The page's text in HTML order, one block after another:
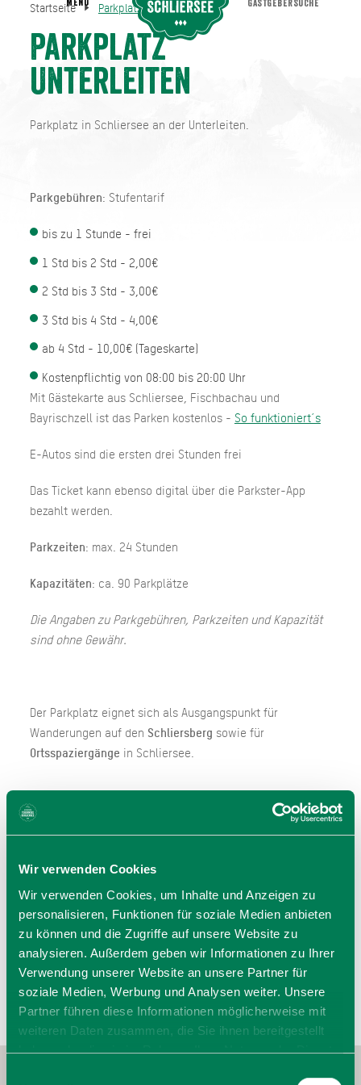
Wir verwenden Cookies
Wir verwenden Cookies, um Inhalte und Anzeigen zu
personalisieren, Funktionen für soziale Medien anbieten
zu können und die Zugriffe auf unsere Website zu
analysieren. Außerdem geben wir Informationen zu Ihrer
Verwendung unserer Website an unsere Partner für
soziale Medien, Werbung und Analysen weiter. Unsere
Partner führen diese Informationen möglicherweise mit
weiteren Daten zusammen, die Sie ihnen bereitgestellt
haben oder die sie im Rahmen Ihrer Nutzung der Dienste
Startseite Parkplatz Unterleiten
Parkplatz
Unterleiten
Parkplatz in Schliersee an der Unterleiten.
Parkgebühren: Stufentarif
bis zu 1 Stunde - frei
1 Std bis 2 Std - 2,00€
2 Std bis 3 Std - 3,00€
3 Std bis 4 Std - 4,00€
ab 4 Std - 10,00€ (Tageskarte)
Kostenpflichtig von 08:00 bis 20:00 Uhr
Mit Gästekarte aus Schliersee, Fischbachau und
Bayrischzell ist das Parken kostenlos - So funktioniert´s
E-Autos sind die ersten drei Stunden frei
Das Ticket kann ebenso digital über die Parkster-App
bezahlt werden.
Parkzeiten: max. 24 Stunden
Kapazitäten: ca. 90 Parkplätze
Die Angaben zu Parkgebühren, Parkzeiten und Kapazität
sind ohne Gewähr.
Der Parkplatz eignet sich als Ausgangspunkt für
Wanderungen auf den Schliersberg sowie für
Ortsspaziergänge in Schliersee.
Öffnungszeiten
Startseite Parkplatz Unterleiten
MENU GASTGEBERSUCHE